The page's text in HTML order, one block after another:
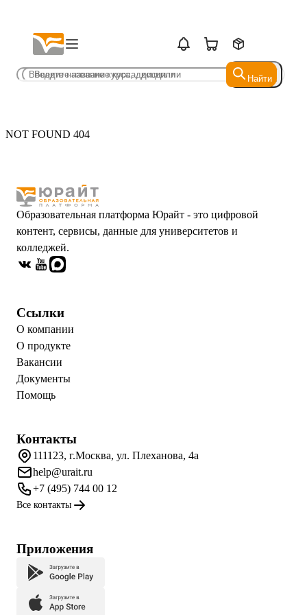
Найти
Найти
NOT FOUND 404
Образовательная платформа Юрайт - это цифровой
контент, сервисы, данные для университетов и
колледжей.
Ссылки
О компании
О продукте
Вакансии
Документы
Помощь
Контакты
111123, г.Москва, ул. Плеханова, 4а
help@urait.ru
+7 (495) 744 00 12
Все контакты
Приложения